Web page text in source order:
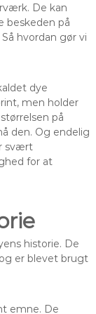
De kan
beskeden på
hvordan gør vi
dye
men holder
på
den. Og endelig
svært
for at
historie. De
er blevet brugt
emne. De